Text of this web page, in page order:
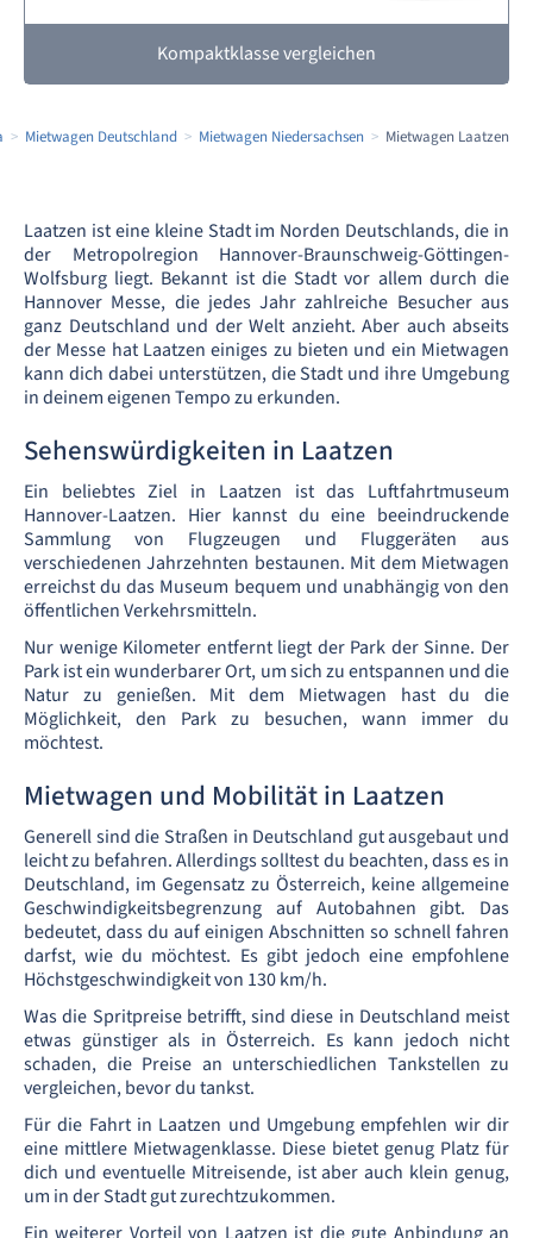
Kompaktklasse vergleichen
Mietwagen Deutschland Mietwagen Niedersachsen Mietwagen Laatzen
Laatzen ist eine kleine Stadt im Norden Deutschlands, die in
der Metropolregion Hannover-Braunschweig-Göttingen-
Wolfsburg liegt. Bekannt ist die Stadt vor allem durch die
Hannover Messe, die jedes Jahr zahlreiche Besucher aus
ganz Deutschland und der Welt anzieht. Aber auch abseits
der Messe hat Laatzen einiges zu bieten und ein Mietwagen
kann dich dabei unterstützen, die Stadt und ihre Umgebung
in deinem eigenen Tempo zu erkunden.
Sehenswürdigkeiten in Laatzen
Ein beliebtes Ziel in Laatzen ist das Luftfahrtmuseum
Hannover-Laatzen. Hier kannst du eine beeindruckende
Sammlung von Flugzeugen und Fluggeräten aus
verschiedenen Jahrzehnten bestaunen. Mit dem Mietwagen
erreichst du das Museum bequem und unabhängig von den
öffentlichen Verkehrsmitteln.
Nur wenige Kilometer entfernt liegt der Park der Sinne. Der
Park ist ein wunderbarer Ort, um sich zu entspannen und die
Natur zu genießen. Mit dem Mietwagen hast du die
Möglichkeit, den Park zu besuchen, wann immer du
möchtest.
Mietwagen und Mobilität in Laatzen
Generell sind die Straßen in Deutschland gut ausgebaut und
leicht zu befahren. Allerdings solltest du beachten, dass es in
Deutschland, im Gegensatz zu Österreich, keine allgemeine
Geschwindigkeitsbegrenzung auf Autobahnen gibt. Das
bedeutet, dass du auf einigen Abschnitten so schnell fahren
darfst, wie du möchtest. Es gibt jedoch eine empfohlene
Höchstgeschwindigkeit von 130 km/h.
Was die Spritpreise betrifft, sind diese in Deutschland meist
etwas günstiger als in Österreich. Es kann jedoch nicht
schaden, die Preise an unterschiedlichen Tankstellen zu
vergleichen, bevor du tankst.
Für die Fahrt in Laatzen und Umgebung empfehlen wir dir
eine mittlere Mietwagenklasse. Diese bietet genug Platz für
dich und eventuelle Mitreisende, ist aber auch klein genug,
um in der Stadt gut zurechtzukommen.